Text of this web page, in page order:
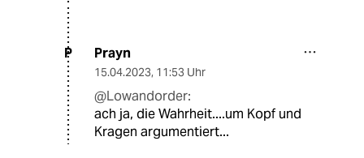
P Prayn
15.04.2023, 11:53 Uhr
@Lowandorder:
ach ja, die Wahrheit....um Kopf und
Kragen argumentiert...